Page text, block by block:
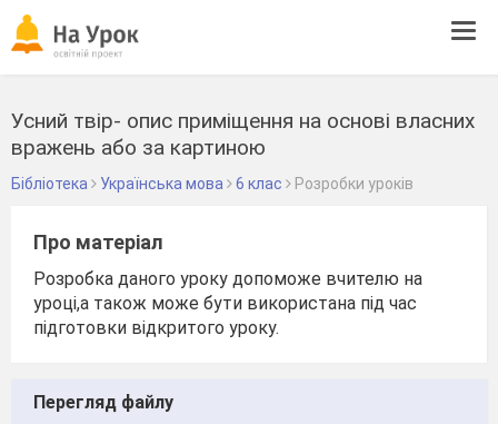
Усний твір- опис приміщення на основі власних
вражень або за картиною
Бібліотека Українська мова 6 клас Розробки уроків
Про матеріал
Розробка даного уроку допоможе вчителю на
уроці,а також може бути використана під час
підготовки відкритого уроку.
Перегляд файлу